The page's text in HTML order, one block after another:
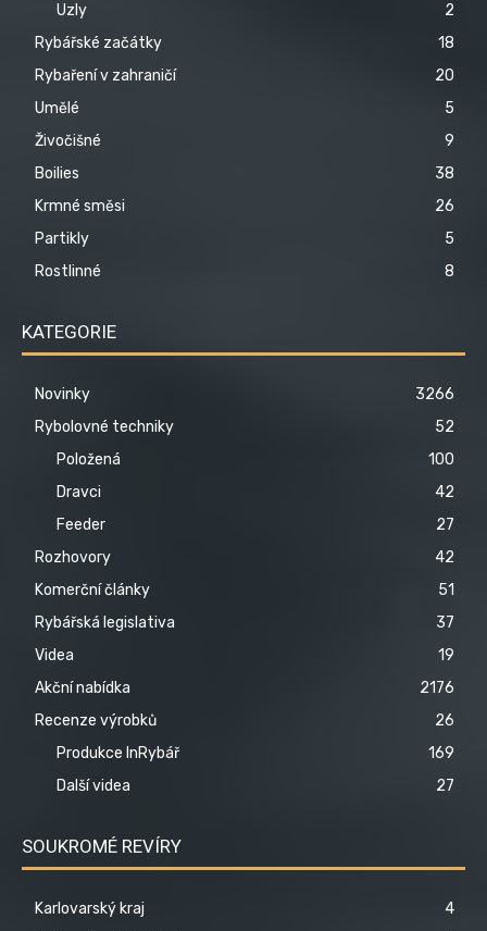
Uzly
2
Rybářské začátky
18
Rybaření v zahraničí
20
Umělé
5
Živočišné
9
Boilies
38
Krmné směsi
26
Partikly
5
Rostlinné
8
KATEGORIE
Novinky
3266
Rybolovné techniky
52
Položená
100
Dravci
42
Feeder
27
Rozhovory
42
Komerční články
51
Rybářská legislativa
37
Videa
19
Akční nabídka
2176
Recenze výrobků
26
Produkce InRybář
169
Další videa
27
SOUKROMÉ REVÍRY
Karlovarský kraj
4